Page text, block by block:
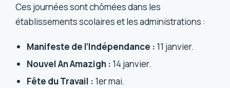
Ces journées sont chômées dans les
établissements scolaires et les administrations :
Manifeste de l’Indépendance : 11 janvier.
Nouvel An Amazigh : 14 janvier.
Fête du Travail : 1er mai.